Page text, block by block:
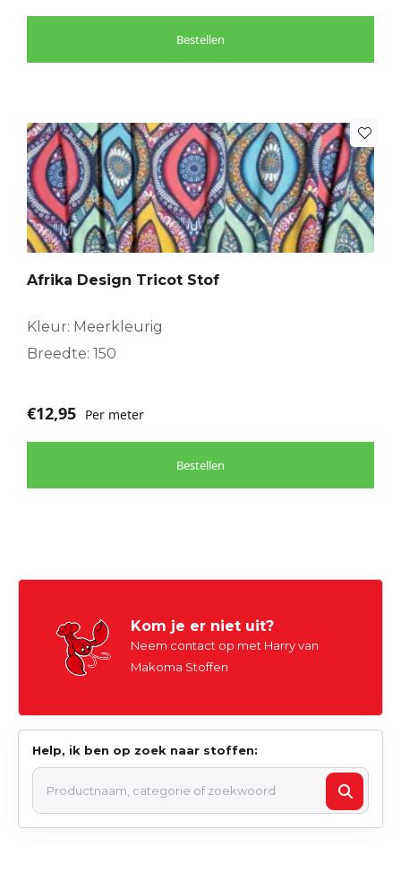
Bestellen
Afrika Design Tricot Stof
Kleur: Meerkleurig
Breedte: 150
€12,95 Per meter
Bestellen
Kom je er niet uit?
Neem contact op met Harry van
Makoma Stoffen
Help, ik ben op zoek naar stoffen: